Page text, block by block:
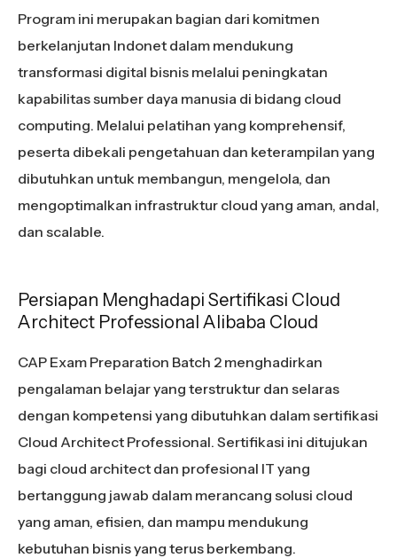
Program ini merupakan bagian dari komitmen
berkelanjutan Indonet dalam mendukung
transformasi digital bisnis melalui peningkatan
kapabilitas sumber daya manusia di bidang cloud
computing. Melalui pelatihan yang komprehensif,
peserta dibekali pengetahuan dan keterampilan yang
dibutuhkan untuk membangun, mengelola, dan
mengoptimalkan infrastruktur cloud yang aman, andal,
dan scalable.
Persiapan Menghadapi Sertifikasi Cloud
Architect Professional Alibaba Cloud
CAP Exam Preparation Batch 2 menghadirkan
pengalaman belajar yang terstruktur dan selaras
dengan kompetensi yang dibutuhkan dalam sertifikasi
Cloud Architect Professional. Sertifikasi ini ditujukan
bagi cloud architect dan profesional IT yang
bertanggung jawab dalam merancang solusi cloud
yang aman, efisien, dan mampu mendukung
kebutuhan bisnis yang terus berkembang.